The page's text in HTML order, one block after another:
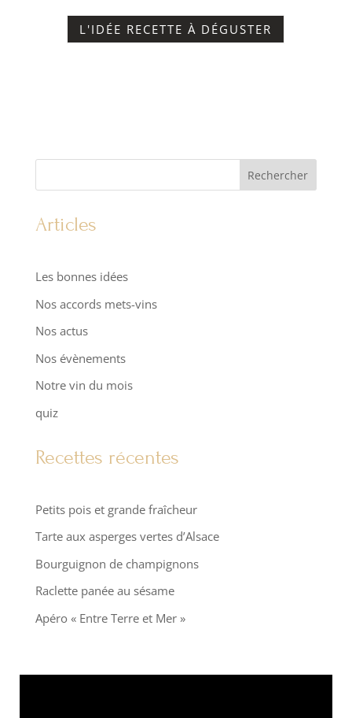
L'IDÉE RECETTE À DÉGUSTER
Rechercher
Articles
Les bonnes idées
Nos accords mets-vins
Nos actus
Nos évènements
Notre vin du mois
quiz
Recettes récentes
Petits pois et grande fraîcheur
Tarte aux asperges vertes d’Alsace
Bourguignon de champignons
Raclette panée au sésame
Apéro « Entre Terre et Mer »